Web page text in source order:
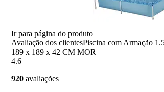
Ir para página do produto
Avaliação dos clientesPiscina com Armação
189 x 189 x 42 CM MOR
4.6
920 avaliações